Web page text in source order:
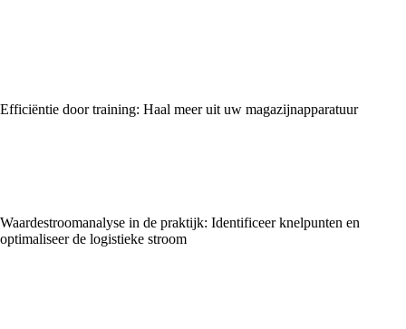
Efficiëntie door training: Haal meer uit uw magazijnapparatuur
Waardestroomanalyse in de praktijk: Identificeer knelpunten en
optimaliseer de logistieke stroom